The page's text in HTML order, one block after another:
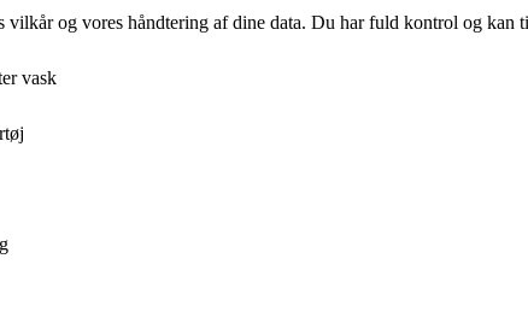
og vores håndtering af dine data. Du har fuld kontrol og kan
vask